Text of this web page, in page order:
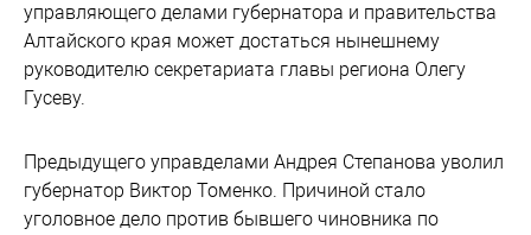
управляющего делами губернатора и правительства
Алтайского края может достаться нынешнему
руководителю секретариата главы региона Олегу
Гусеву.
Предыдущего управделами Андрея Степанова уволил
губернатор Виктор Томенко. Причиной стало
уголовное дело против бывшего чиновника по